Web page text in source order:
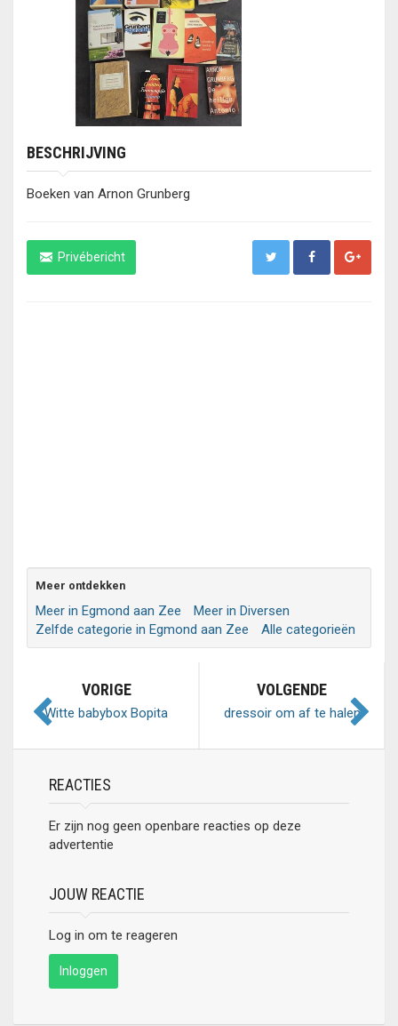
BESCHRIJVING
Boeken van Arnon Grunberg
Privébericht
Meer ontdekken
Meer in Egmond aan Zee
Meer in Diversen
Zelfde categorie in Egmond aan Zee
Alle categorieën
VORIGE
Witte babybox Bopita
VOLGENDE
dressoir om af te halen
REACTIES
Er zijn nog geen openbare reacties op deze
advertentie
JOUW REACTIE
Log in om te reageren
Inloggen